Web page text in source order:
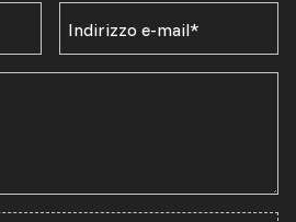
Indirizzo e-mail*